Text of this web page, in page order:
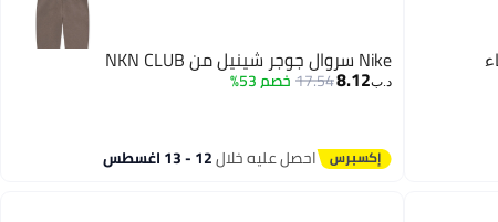
Nike سروال جوجر شينيل من NKN CLUB
د.ب‏8.12
17.54خصم 53%
احصل عليه خلال12 - 13 اغسطس